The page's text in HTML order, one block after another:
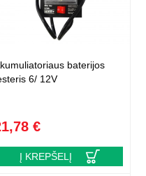
baterijos
6/ 12V
€
Į KREPŠELĮ